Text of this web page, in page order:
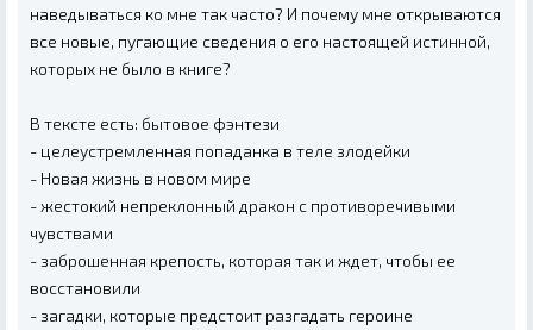
наведываться ко мне так часто? И почему мне открываются
все новые, пугающие сведения о его настоящей истинной,
которых не было в книге?
В тексте есть: бытовое фэнтези
- целеустремленная попаданка в теле злодейки
- Новая жизнь в новом мире
- жестокий непреклонный дракон с противоречивыми
чувствами
- заброшенная крепость, которая так и ждет, чтобы ее
восстановили
- загадки, которые предстоит разгадать героине